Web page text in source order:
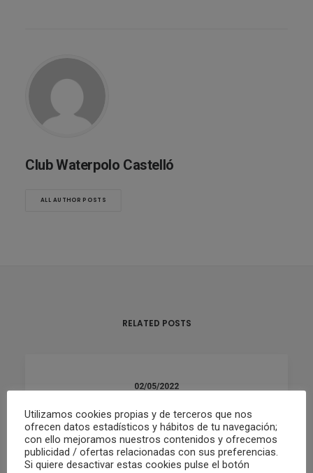
Club Waterpolo Castelló
ALL AUTHOR POSTS
RELATED POSTS
02/05/2022
RESUMEN FIN DE SEMANA 30/04 Y
01/05
by Club Waterpolo Castelló
Utilizamos cookies propias y de terceros que nos
ofrecen datos estadísticos y hábitos de tu navegación;
con ello mejoramos nuestros contenidos y ofrecemos
publicidad / ofertas relacionadas con sus preferencias.
Si quiere desactivar estas cookies pulse el botón